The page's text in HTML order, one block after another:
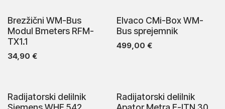
Brezžični WM-Bus
Modul Bmeters RFM-
TX1.1
34,90 €
Elvaco CMi-Box WM-
Bus sprejemnik
499,00 €
Radijatorski delilnik
Radijatorski delilnik